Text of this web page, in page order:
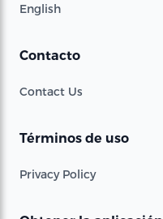
English
Contacto
Contact Us
Términos de uso
Privacy Policy